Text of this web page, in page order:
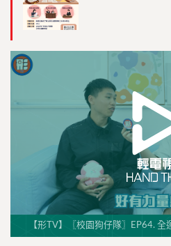
【形TV】〖校園狗仔隊〗EP64.